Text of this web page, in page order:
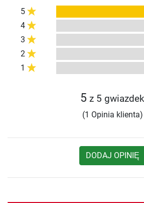
5
4
3
2
1
5 z 5 gwiazdek
(1 Opinia klienta)
DODAJ OPINIĘ